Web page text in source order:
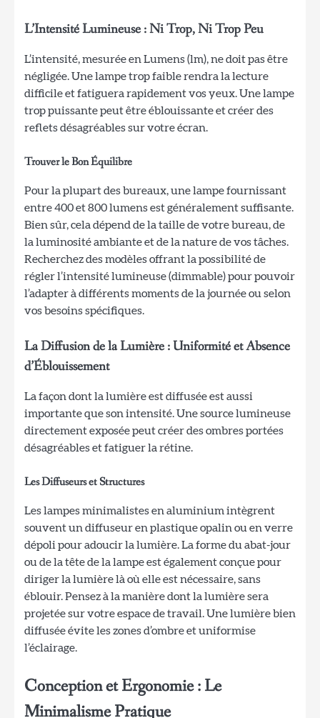
L’Intensité Lumineuse : Ni Trop, Ni Trop Peu
L’intensité, mesurée en Lumens (lm), ne doit pas être
négligée. Une lampe trop faible rendra la lecture
difficile et fatiguera rapidement vos yeux. Une lampe
trop puissante peut être éblouissante et créer des
reflets désagréables sur votre écran.
Trouver le Bon Équilibre
Pour la plupart des bureaux, une lampe fournissant
entre 400 et 800 lumens est généralement suffisante.
Bien sûr, cela dépend de la taille de votre bureau, de
la luminosité ambiante et de la nature de vos tâches.
Recherchez des modèles offrant la possibilité de
régler l’intensité lumineuse (dimmable) pour pouvoir
l’adapter à différents moments de la journée ou selon
vos besoins spécifiques.
La Diffusion de la Lumière : Uniformité et Absence
d’Éblouissement
La façon dont la lumière est diffusée est aussi
importante que son intensité. Une source lumineuse
directement exposée peut créer des ombres portées
désagréables et fatiguer la rétine.
Les Diffuseurs et Structures
Les lampes minimalistes en aluminium intègrent
souvent un diffuseur en plastique opalin ou en verre
dépoli pour adoucir la lumière. La forme du abat-jour
ou de la tête de la lampe est également conçue pour
diriger la lumière là où elle est nécessaire, sans
éblouir. Pensez à la manière dont la lumière sera
projetée sur votre espace de travail. Une lumière bien
diffusée évite les zones d’ombre et uniformise
l’éclairage.
Conception et Ergonomie : Le
Minimalisme Pratique